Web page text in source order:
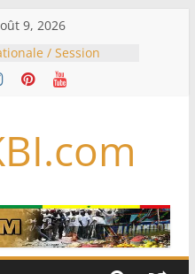
9, 2026
/ Session
Six commissions
du jour ce lundi
Talon élu président
de trois mois
Turquie signent un
interdit les
cuivre et de cobalt